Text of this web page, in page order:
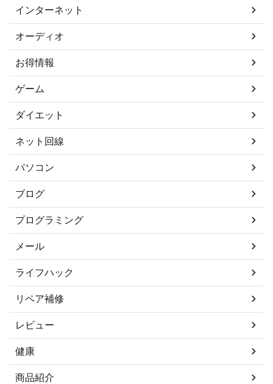
インターネット
オーディオ
お得情報
ゲーム
ダイエット
ネット回線
パソコン
ブログ
プログラミング
メール
ライフハック
リペア補修
レビュー
健康
商品紹介